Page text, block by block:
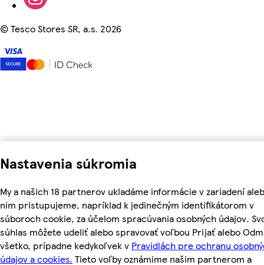
Nastavenia súkromia
My a našich 18 partnerov ukladáme informácie v zariadení
nim pristupujeme, napríklad k jedinečným identifikátorom v
súboroch cookie, za účelom spracúvania osobných údajov.
súhlas môžete udeliť alebo spravovať voľbou Prijať alebo
všetko, prípadne kedykoľvek v Pravidlách pre ochranu
údajov a cookies. Tieto voľby oznámime našim partnerom a
©Tesco Stores SR, a.s. 2026